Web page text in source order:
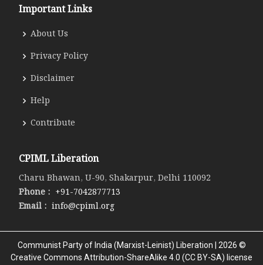
Important Links
About Us
Privacy Policy
Disclaimer
Help
Contribute
CPIML Liberation
Charu Bhawan, U-90, Shakarpur, Delhi 110092
Phone : +91-7042877713
Email : info@cpiml.org
Communist Party of India (Marxist-Leinist) Liberation | 2026 ©
Creative Commons Attribution-ShareAlike 4.0 (CC BY-SA) license